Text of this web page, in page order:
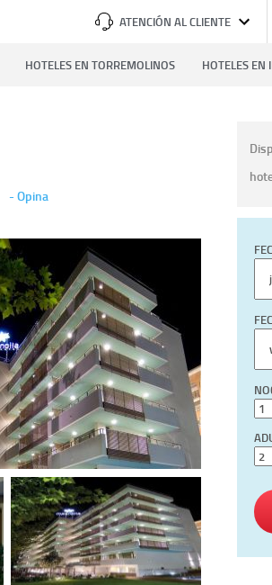
ATENCIÓN AL CLIENTE
HOTELES EN TORREMOLINOS HOTELES EN
-Opina